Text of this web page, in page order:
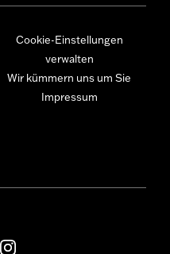
Cookie-Einstellungen
verwalten
Wir kümmern uns um Sie
Impressum